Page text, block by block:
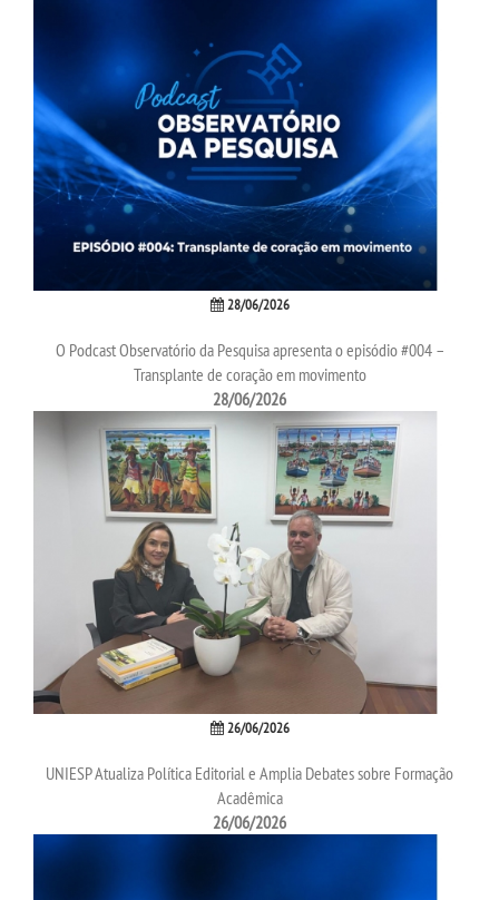
28/06/2026
O Podcast Observatório da Pesquisa apresenta o episódio #004 –
Transplante de coração em movimento
28/06/2026
26/06/2026
UNIESP Atualiza Política Editorial e Amplia Debates sobre Formação
Acadêmica
26/06/2026